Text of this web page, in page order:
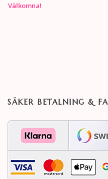
Välkomna!
SÄKER BETALNING &